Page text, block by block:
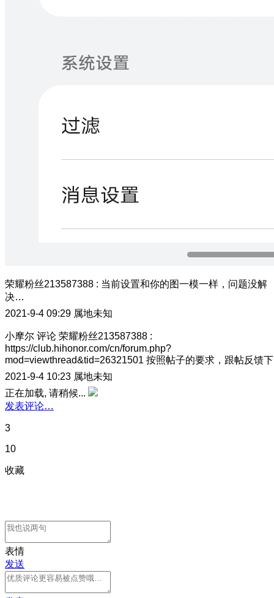
荣耀粉丝213587388 : 当前设置和你的图一模一样，问题没解
决…
2021-9-4 09:29 属地未知
小摩尔 评论 荣耀粉丝213587388 :
https://club.hihonor.com/cn/forum.php?
mod=viewthread&tid=26321501 按照帖子的要求，跟帖反馈下
2021-9-4 10:23 属地未知
正在加载, 请稍候...
发表评论…
3
10
收藏
表情
发送